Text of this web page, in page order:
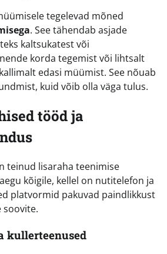
tegelevad mõned
. See tähendab asjade
kaltsukatest või
korda tegemist või lihtsalt
edasi müümist. See nõuab
kuid võib olla väga tulus.
tööd ja
teinud lisaraha teenimise
kõigile, kellel on nutitelefon ja
platvormid pakuvad paindlikkust
soovite.
kullerteenused